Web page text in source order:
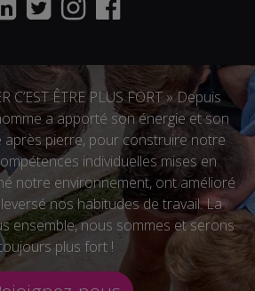
C’EST ÊTRE PLUS FORT » Depuis
a apporté son énergie et son
après pierre, pour construire notre
individuelles mises en
notre environnement, ont amélioré
nos habitudes de travail. La
ensemble, nous sommes et serons
plus fort !